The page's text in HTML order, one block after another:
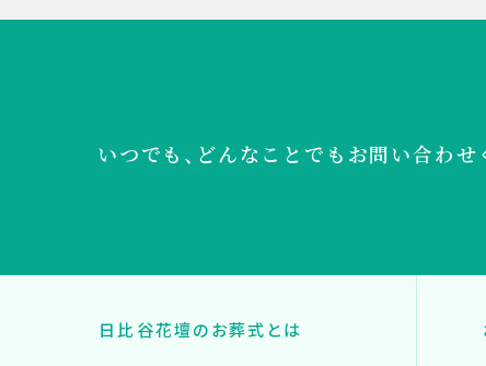
いつでも、どんなことでも お問い合わせ
日比谷花壇のお葬式とは